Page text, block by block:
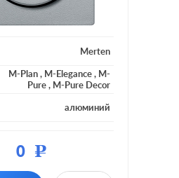
Merten
M-Plan, M-Elegance, M-
Pure, M-Pure Decor
алюминий
0Р